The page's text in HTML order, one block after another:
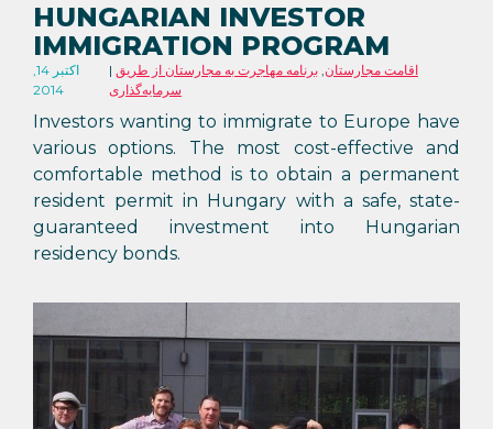
HUNGARIAN INVESTOR
IMMIGRATION PROGRAM
اکتبر 14,
2014
اقامت مجارستان,برنامه مهاجرت به مجارستان از طریق
سرمایه‌گذاری
Investors wanting to immigrate to Europe have
various options. The most cost-effective and
comfortable method is to obtain a permanent
resident permit in Hungary with a safe, state-
guaranteed investment into Hungarian
residency bonds.